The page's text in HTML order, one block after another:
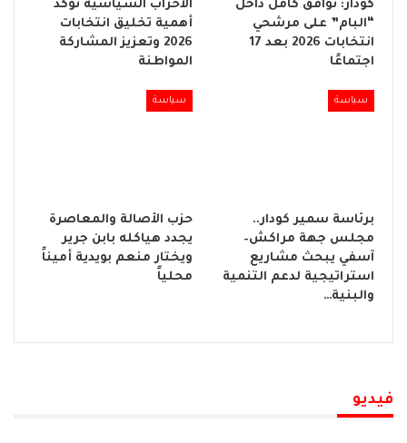
كودار: توافق كامل داخل
“البام” على مرشحي
انتخابات 2026 بعد 17
اجتماعًا
الأحزاب السياسية تؤكد
أهمية تخليق انتخابات
2026 وتعزيز المشاركة
المواطنة
سياسة
برئاسة سمير كودار..
مجلس جهة مراكش–
آسفي يبحث مشاريع
استراتيجية لدعم التنمية
والبنية…
سياسة
حزب الأصالة والمعاصرة
يجدد هياكله بابن جرير
ويختار منعم بويدية أميناً
محلياً
فيديو